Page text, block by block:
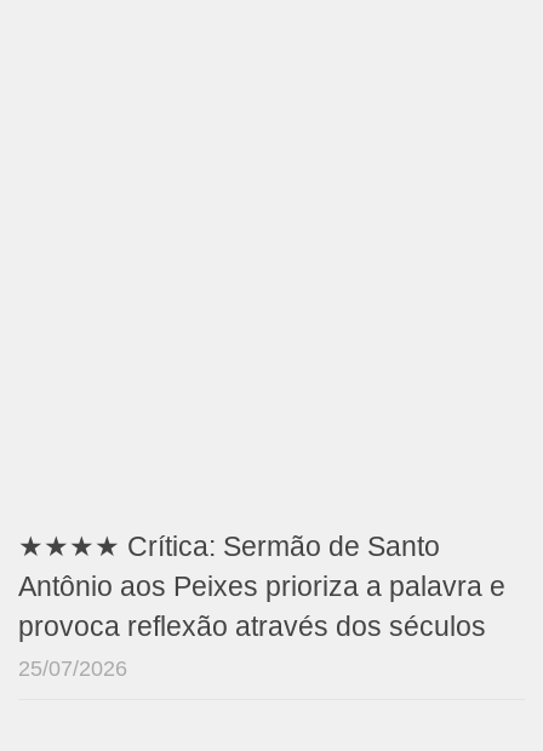
★★★★ Crítica: Sermão de Santo
Antônio aos Peixes prioriza a palavra e
provoca reflexão através dos séculos
25/07/2026